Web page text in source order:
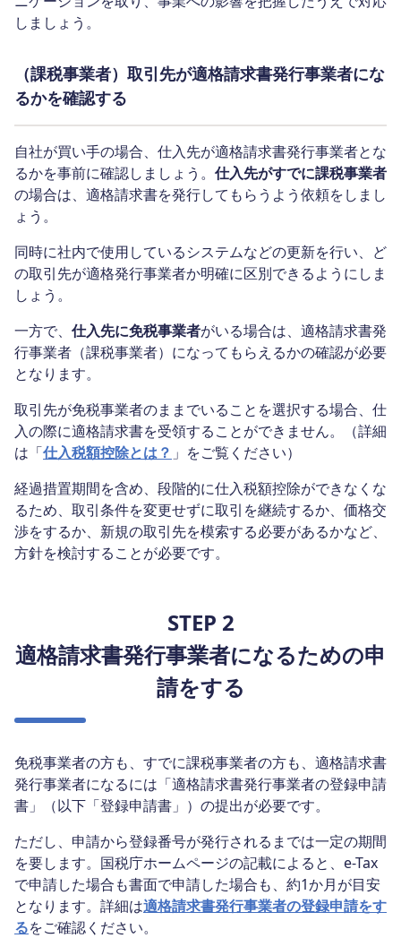
しましょう。
（課税事業者）取引先が適格請求書発行事業者にな
るかを確認する
自社が買い手の場合、仕入先が適格請求書発行事業者とな
るかを事前に確認しましょう。 仕入先がすでに課税事業者
の場合は、適格請求書を発行してもらうよう依頼をしまし
ょう。
同時に社内で使用しているシステムなどの更新を行い、ど
の取引先が適格発行事業者か明確に区別できるようにしま
しょう。
一方で、 仕入先に免税事業者がいる場合は、適格請求書発
行事業者（課税事業者）になってもらえるかの確認が必要
となります。
取引先が免税事業者のままでいることを選択する場合、仕
入の際に適格請求書を受領することができません。（詳細
は「仕入税額控除とは？ 」をご覧ください）
経過措置期間を含め、段階的に仕入税額控除ができなくな
るため、取引条件を変更せずに取引を継続するか、価格交
渉をするか、新規の取引先を模索する必要があるかなど、
方針を検討することが必要です。
STEP 2
適格請求書発行事業者になるための申
請をする
免税事業者の方も、すでに課税事業者の方も、適格請求書
発行事業者になるには「適格請求書発行事業者の登録申請
書」（以下「登録申請書」）の提出が必要です。
ただし、申請から登録番号が発行されるまでは一定の期間
を要します。国税庁ホームページの記載によると、e-Tax
で申請した場合も書面で申請した場合も、約1か月が目安
となります。詳細は適格請求書発行事業者の登録申請をす
るをご確認ください。